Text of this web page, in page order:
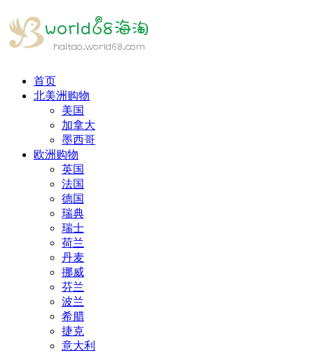
首页
北美洲购物
美国
加拿大
墨西哥
欧洲购物
英国
法国
德国
瑞典
瑞士
荷兰
丹麦
挪威
芬兰
波兰
希腊
捷克
意大利